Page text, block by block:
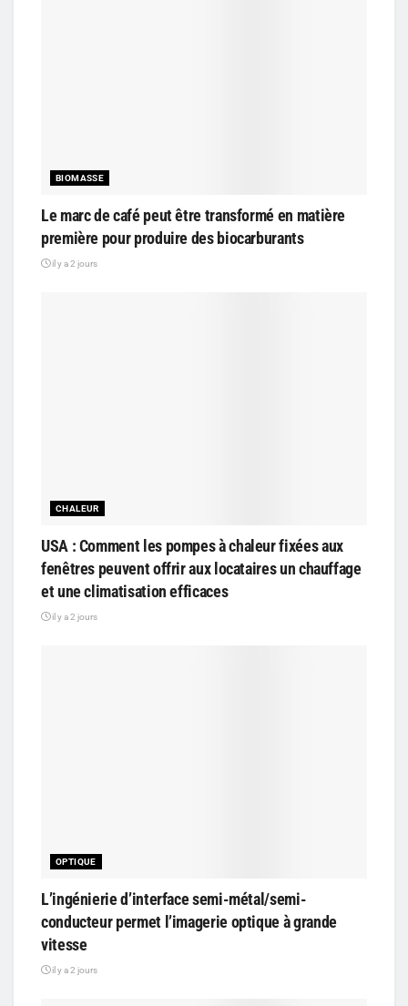
BIOMASSE
Le marc de café peut être transformé en matière
première pour produire des biocarburants
il y a 2 jours
CHALEUR
USA : Comment les pompes à chaleur fixées aux
fenêtres peuvent offrir aux locataires un chauffage
et une climatisation efficaces
il y a 2 jours
OPTIQUE
L’ingénierie d’interface semi-métal/semi-
conducteur permet l’imagerie optique à grande
vitesse
il y a 2 jours